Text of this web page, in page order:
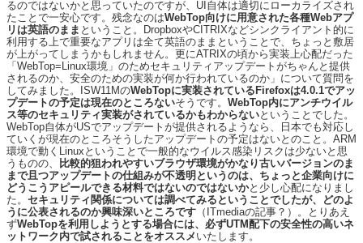
るのではないかと思っていたのですが、UI自体は適切にローカライズされ
たことで一安心です。残念なのはWebTop向けに用意された各種Webアプ
リは英語のまま ということ。DropboxやCITRIXなどシンクライアント的に
利用する上で重要なアプリは全て英語のままということで、ちょっと敷居
が上がってしまうかもしれません。更にATRIXの頃から実装上心配だった
「WebTop=Linux環境」のためセキュリティアップデートがちゃんと提供
されるのか、安全のための実装が何か行われているのか」について質問を
してみました。ISW11MのWebTopに実装されているFirefoxは4.0.1でアッ
プデートの予定は現在のところないそうです。 WebTop内にアンチウイル
ス等のセキュリティ実装がされているかもわからないということでした。
WebTop自体がUSでアップデートが提供されるようなら、日本でも対応し
ていくが現在のところそうしたアップデートの予定はないとのこと。ARM
環境で動くLinuxということで一般的なウイルス感染リスクは少ないと思
うものの、
比較的狙われやすいブラウザ環境がかなり古いバージョンのま
まで且つアップデートの仕組みが不透明というのは、ちょっと企業向けに
どうこうアピールできる材料ではないのではないかと少し心配になりまし
た。 セキュリティ関係については調べてみるということでしたが、どのよ
うに公表されるのか興味深いところです （ITmediaの記事？）。とりあえ
ずWebTopを利用しようとする場合には、必ずUTM配下の安全性の高いネ
ットワーク内で試されることをオススメ いたします。